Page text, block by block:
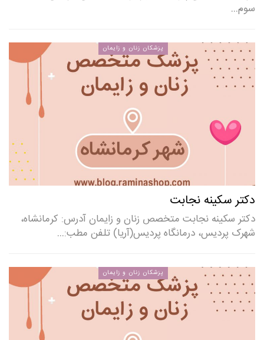
سوم…
پزشکان زنان و زایمان
دکتر سکینه نجابت
دکتر سکینه نجابت متخصص زنان و زایمان آدرس: کرمانشاه،
شهرک پردیس، درمانگاه پردیس(آریا) تلفن مطب:…
پزشکان زنان و زایمان